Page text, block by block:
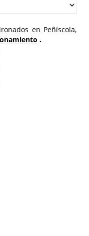
en Peñíscola,
.